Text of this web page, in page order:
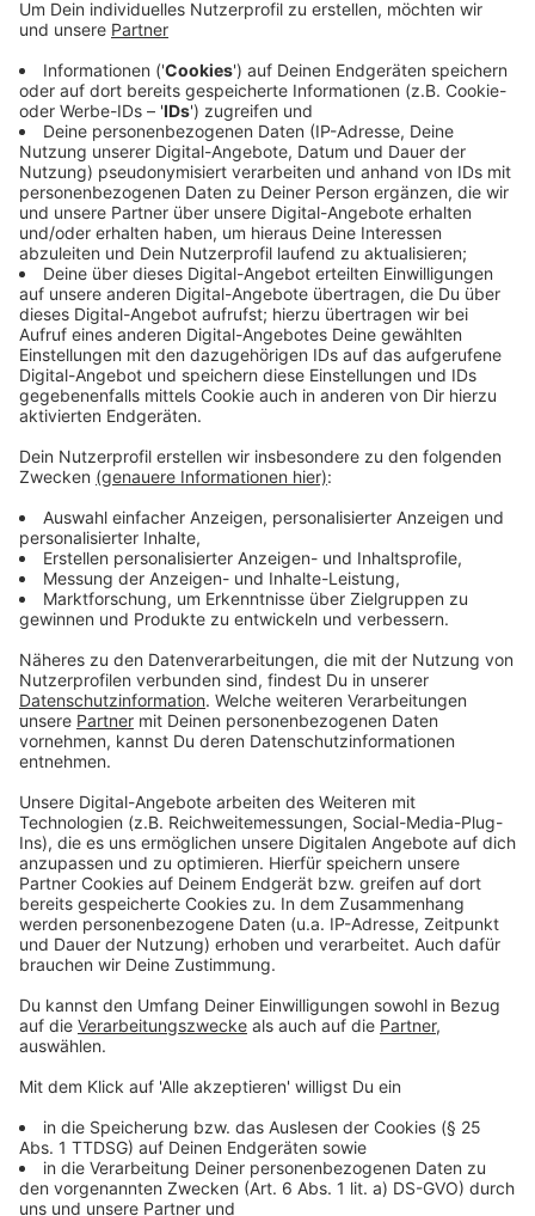
Vor 16.126 Zuschauern im Fürther Ronhof wurde die
Partie bereits in der ersten Halbzeit entschieden.
Ausgerechnet der langjährige Fortuna-Profi Felix Klaus
wurde zum entscheidenden Spieler gegen seinen Ex-
Club. Bereits in der 2. Minute brachte er die Gastgeber
in Führung und erhöhte in der 16. Minute auf 2:0. In der
36. Minute bereitete Klaus zudem das 3:0 durch Noel
Futkeu vor. Die Düsseldorfer Mannschaft agierte in
der ersten Hälfte verunsichert, während Fürth weitere
Chancen durch Sayfallah Ltaief und erneut Klaus
ungenutzt ließ.
Anzeige
Ergebnisse der Konkurrenz besiegeln den
Abstieg
Anzeige
Die Tabellensituation verschärfte sich für die Fortuna
durch die Ergebnisse auf den anderen Plätzen. Da
Arminia Bielefeld zeitgleich mit 6:1 gegen Hertha BSC
gewann und Eintracht Braunschweig lediglich mit 0:1
auf Schalke verlor, reichte die eigene Niederlage nicht
mehr für den Klassenerhalt oder den Relegationsplatz.
Greuther Fürth zog durch den Sieg an Düsseldorf
vorbei und sicherte sich den Relegationsplatz gegen
den Drittliga-Dritten Rot-Weiss Essen.
Anzeige
Rückkehr in die 3. Liga nach fast zwei
Jahrzehnten
Anzeige
Die Fortuna, die eigentlich als Aufstiegsanwärter in die
Saison gestartet war, muss nun erstmals seit der